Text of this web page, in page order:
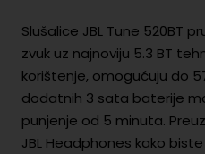
Slušalice JBL Tune 520BT
zvuk uz najnoviju 5.3 BT
korištenje, omogućuju do
dodatnih 3 sata baterije
punjenje od 5 minuta.
JBL Headphones kako